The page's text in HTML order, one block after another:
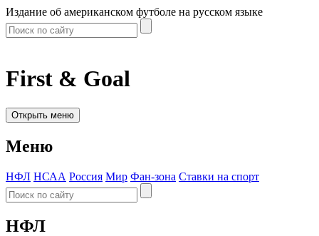
Издание об американском футболе на русском языке
First & Goal
Открыть меню
Меню
НФЛ НСАА Россия Мир Фан-зона Ставки на спорт
НФЛ